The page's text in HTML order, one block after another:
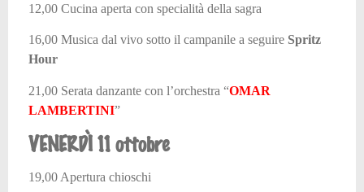
12,00 Cucina aperta con specialità della sagra
16,00 Musica dal vivo sotto il campanile a seguire Spritz
Hour
21,00 Serata danzante con l’orchestra “OMAR
LAMBERTINI”
VENERDÌ 11 ottobre
19,00 Apertura chioschi